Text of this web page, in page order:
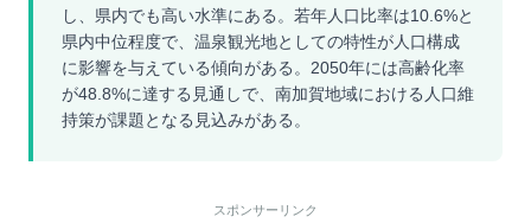
し、県内でも高い水準にある。若年人口比率は10.6%と
県内中位程度で、温泉観光地としての特性が人口構成
に影響を与えている傾向がある。2050年には高齢化率
が48.8%に達する見通しで、南加賀地域における人口維
持策が課題となる見込みがある。
スポンサーリンク